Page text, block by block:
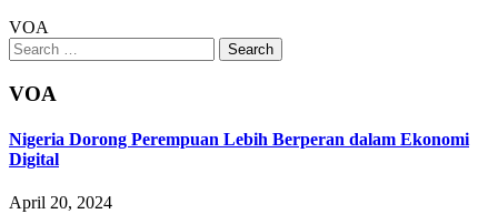
VOA
Search
for:
VOA
Nigeria Dorong Perempuan Lebih Berperan dalam Ekonomi
Digital
April 20, 2024